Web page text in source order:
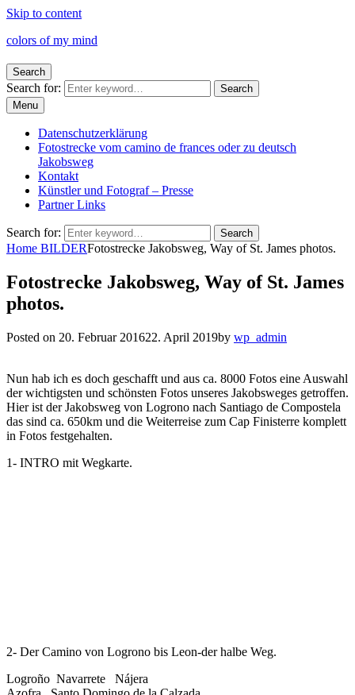
Skip to content
colors of my mind
Search
Search for:
Search
Menu
Datenschutzerklärung
Fotostrecke vom camino de frances oder zu deutsch
Jakobsweg
Kontakt
Künstler und Fotograf – Presse
Partner Links
Search for: Search
Home BILDERFotostrecke Jakobsweg, Way of St. James photos.
Fotostrecke Jakobsweg, Way of St. James
photos.
Posted on 20. Februar 201622. April 2019by wp_admin
Nun hab ich es doch geschafft und aus ca. 8000 Fotos eine Auswahl
der wichtigsten und schönsten Fotos unseres Jakobsweges getroffen.
Hier ist der Jakobsweg von Logrono nach Santiago de Compostela
das sind ca. 650km und die Weiterreise zum Cap Finisterre komplett
in Fotos festgehalten.
1- INTRO mit Wegkarte.
2- Der Camino von Logrono bis Leon-der halbe Weg.
Logroño Navarrete Nájera